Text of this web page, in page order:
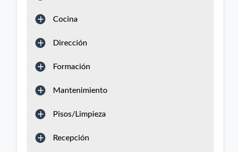
Cocina
Dirección
Formación
Mantenimiento
Pisos/Limpieza
Recepción